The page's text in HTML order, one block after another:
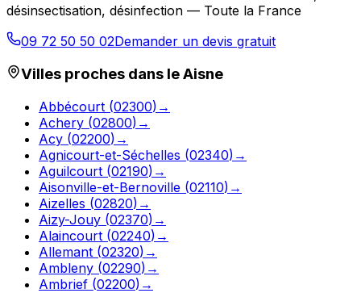
désinsectisation, désinfection — Toute la France
09 72 50 50 02Demander un devis gratuit
Villes proches dans leAisne
Abbécourt (02300) →
Achery (02800) →
Acy (02200) →
Agnicourt-et-Séchelles (02340) →
Aguilcourt (02190) →
Aisonville-et-Bernoville (02110) →
Aizelles (02820) →
Aizy-Jouy (02370) →
Alaincourt (02240) →
Allemant (02320) →
Ambleny (02290) →
Ambrief (02200) →